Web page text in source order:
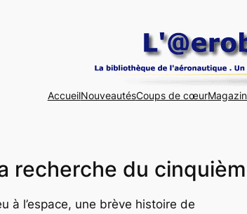
AccueilNouveautésCoups de cœur
recherche du
à l’espace, une brève histoire de